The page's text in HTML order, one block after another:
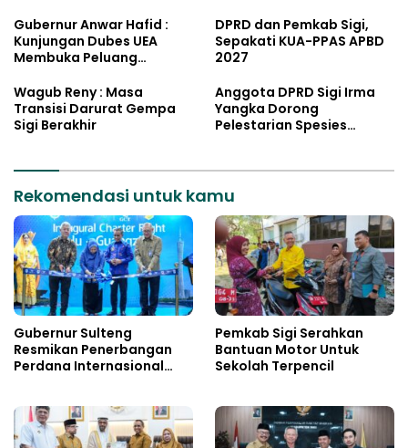
Gubernur Anwar Hafid :
Kunjungan Dubes UEA
Membuka Peluang
DPRD dan Pemkab Sigi,
Sepakati KUA-PPAS APBD
2027
Wagub Reny : Masa
Transisi Darurat Gempa
Sigi Berakhir
Anggota DPRD Sigi Irma
Yangka Dorong
Pelestarian Spesies
Rekomendasi untuk kamu
Gubernur Sulteng
Resmikan Penerbangan
Perdana Internasional
Pemkab Sigi Serahkan
Bantuan Motor Untuk
Sekolah Terpencil